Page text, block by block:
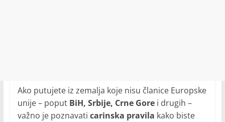
Ako putujete iz zemalja koje nisu članice Europske
unije – poput BiH, Srbije, Crne Gorei drugih –
važno je poznavati carinska pravila kako biste